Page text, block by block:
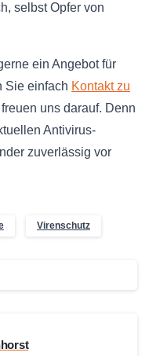
selbst Opfer von
ein Angebot für
Sie einfach Kontakt zu
uns darauf. Denn
Antivirus-
zuverlässig vor
Virenschutz